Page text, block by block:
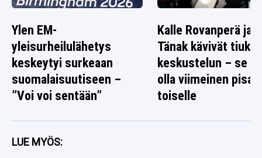
Ylen EM-
yleisurheilulähetys
keskeytyi surkeaan
suomalaisuutiseen –
”Voi voi sentään”
Kalle Rovanperä ja
Tänak kävivät
keskustelun – se
olla viimeinen
toiselle
LUE MYÖS: